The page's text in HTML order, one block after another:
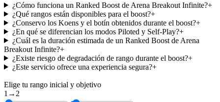
¿Cómo funciona un Ranked Boost de Arena Breakout Infinite?+
¿Qué rangos están disponibles para el boost?+
¿Conservo los Koens y el botín obtenidos durante el boost?+
¿En qué se diferencian los modos Piloted y Self-Play?+
¿Cuál es la duración estimada de un Ranked Boost de Arena
Breakout Infinite?+
¿Existe riesgo de degradación de rango durante el boost?+
¿Este servicio ofrece una experiencia segura?+
Elige tu rango inicial y objetivo
1 → 2